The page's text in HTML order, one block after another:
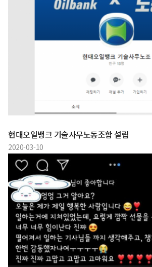
현대오일뱅크 기술사무노동조합 설립
2020-03-10